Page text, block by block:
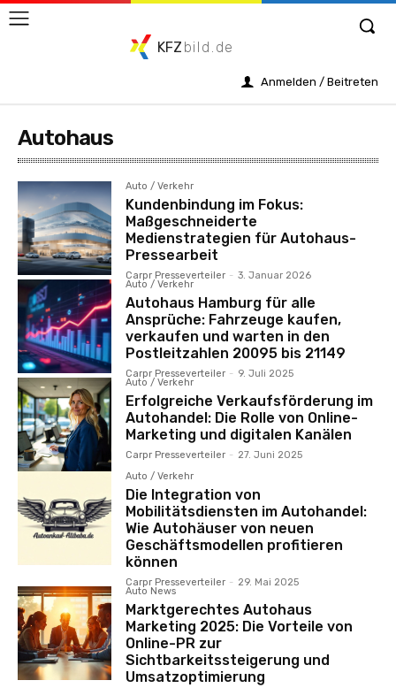
KFZ bild.de
Anmelden / Beitreten
Autohaus
Auto / Verkehr
Kundenbindung im Fokus:
Maßgeschneiderte
Medienstrategien für Autohaus-
Pressearbeit
Carpr Presseverteiler - 3. Januar 2026
Auto / Verkehr
Autohaus Hamburg für alle
Ansprüche: Fahrzeuge kaufen,
verkaufen und warten in den
Postleitzahlen 20095 bis 21149
Carpr Presseverteiler - 9. Juli 2025
Auto / Verkehr
Erfolgreiche Verkaufsförderung im
Autohandel: Die Rolle von Online-
Marketing und digitalen Kanälen
Carpr Presseverteiler - 27. Juni 2025
Auto / Verkehr
Die Integration von
Mobilitätsdiensten im Autohandel:
Wie Autohäuser von neuen
Geschäftsmodellen profitieren
können
Carpr Presseverteiler - 29. Mai 2025
Auto News
Marktgerechtes Autohaus
Marketing 2025: Die Vorteile von
Online-PR zur
Sichtbarkeitssteigerung und
Umsatzoptimierung